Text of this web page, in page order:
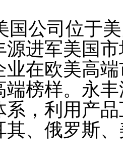
国公司位于
源进军美国
业在欧美高
端榜样。永
系，利用产
其、俄罗斯